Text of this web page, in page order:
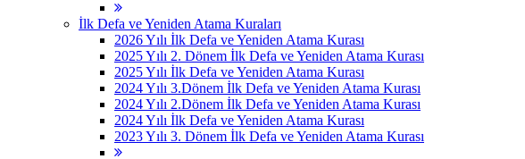
İlk Defa ve Yeniden Atama Kuraları
2026 Yılı İlk Defa ve Yeniden Atama Kurası
2025 Yılı 2. Dönem İlk Defa ve Yeniden Atama Kurası
2025 Yılı İlk Defa ve Yeniden Atama Kurası
2024 Yılı 3.Dönem İlk Defa ve Yeniden Atama Kurası
2024 Yılı 2.Dönem İlk Defa ve Yeniden Atama Kurası
2024 Yılı İlk Defa ve Yeniden Atama Kurası
2023 Yılı 3. Dönem İlk Defa ve Yeniden Atama Kurası